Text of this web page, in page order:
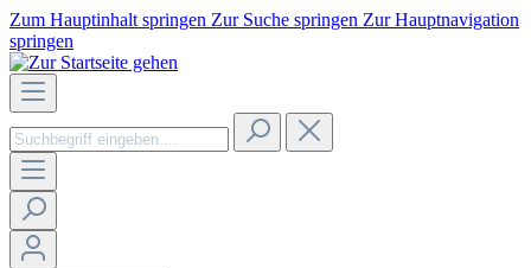
Zum Hauptinhalt springen Zur Suche springen Zur Hauptnavigation
springen